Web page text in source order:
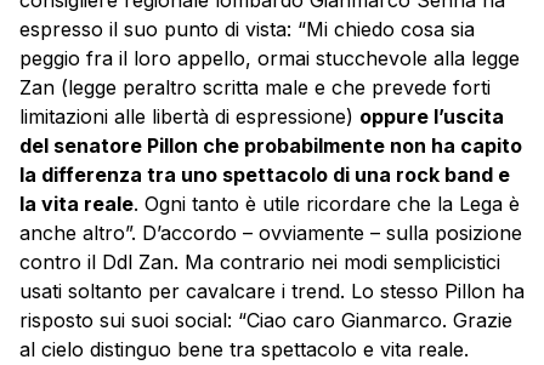
espresso il suo punto di vista: “Mi chiedo cosa sia
peggio fra il loro appello, ormai stucchevole alla legge
Zan (legge peraltro scritta male e che prevede forti
limitazioni alle libertà di espressione) oppure l’uscita
del senatore Pillon che probabilmente non ha capito
la differenza tra uno spettacolo di una rock band e
la vita reale. Ogni tanto è utile ricordare che la Lega è
anche altro”. D’accordo – ovviamente – sulla posizione
contro il Ddl Zan. Ma contrario nei modi semplicistici
usati soltanto per cavalcare i trend. Lo stesso Pillon ha
risposto sui suoi social: “Ciao caro Gianmarco. Grazie
al cielo distinguo bene tra spettacolo e vita reale.